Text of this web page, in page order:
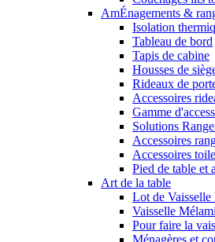
AmÉnagements &
Isolation
Tableau de bord
Tapis de cabine
Housses de
Rideaux de
Accessoires
Gamme
Solutions
Accessoires
Accessoires
Pied de table et
Art de la table
Lot de
Vaisselle
Pour faire la
Ménagères et